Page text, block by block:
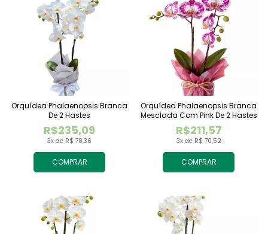
COMPRAR
3x de R$ 78,36
R$235,09
Orquídea Phalaenopsis Branca
De 2 Hastes
COMPRAR
3x de R$ 70,52
R$211,57
Orquídea Phalaenopsis Branca
Mesclada Com Pink De 2 Hastes